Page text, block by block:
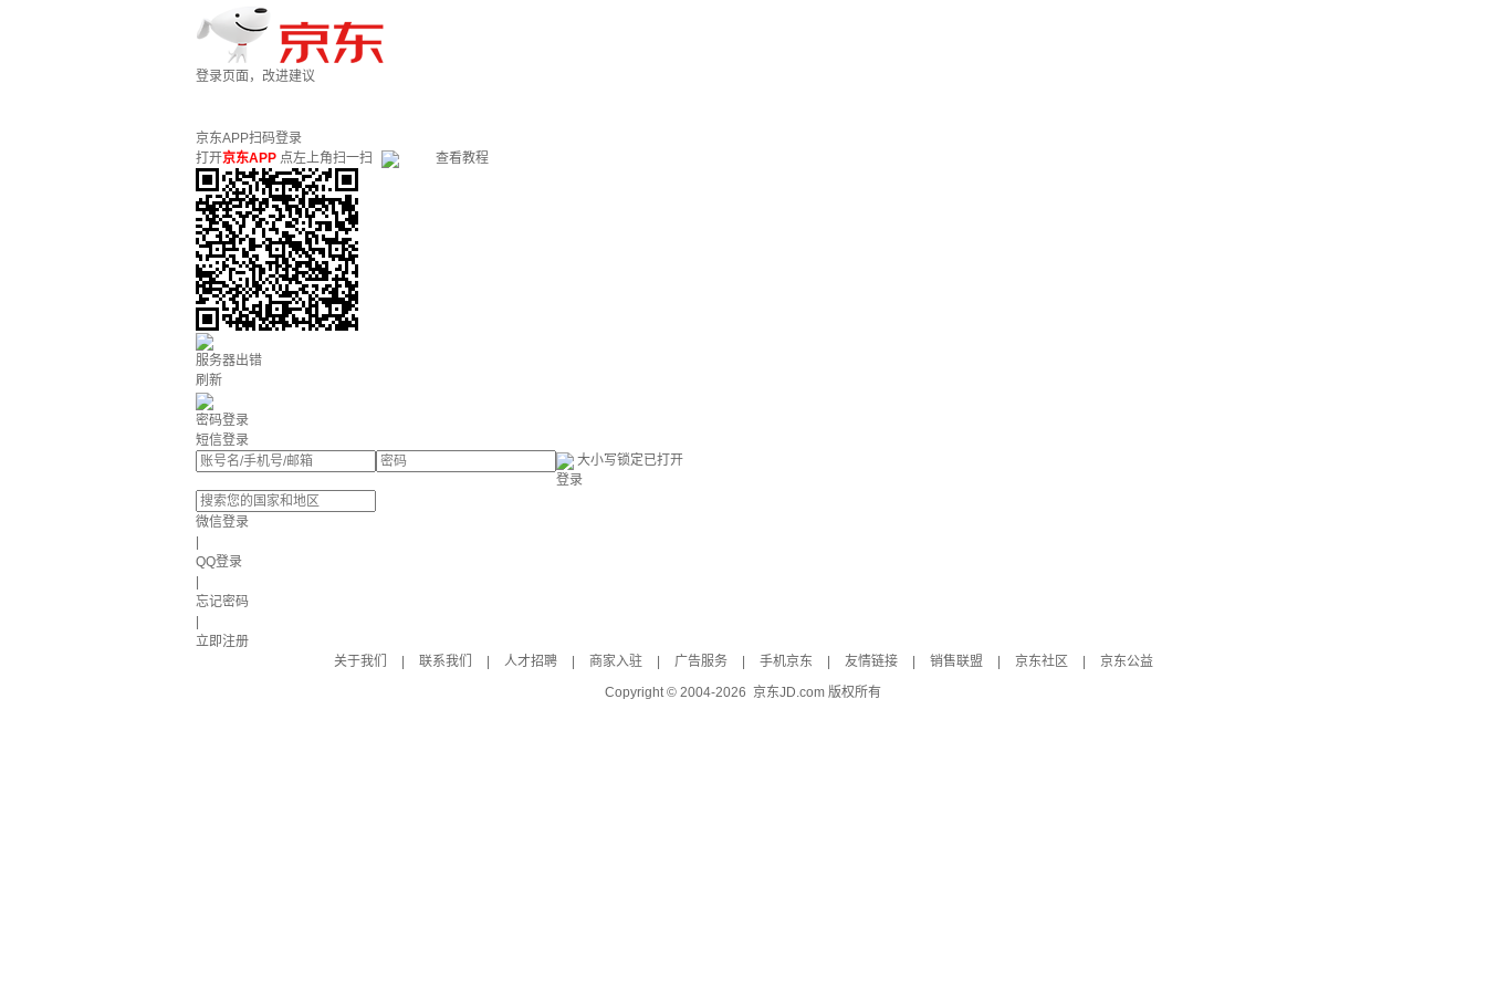
登录页面，改进建议
京东APP扫码登录
打开京东APP 点左上角扫一扫 查看教程
服务器出错
刷新
密码登录
短信登录
大小写锁定已打开
登录
微信登录
QQ登录
忘记密码
立即注册
关于我们
联系我们 人才招聘 商家入驻 广告服务 手机京东 友情链接 销售联盟 京东社区
京东公益
Copyright © 2004-2026 京东JD.com 版权所有